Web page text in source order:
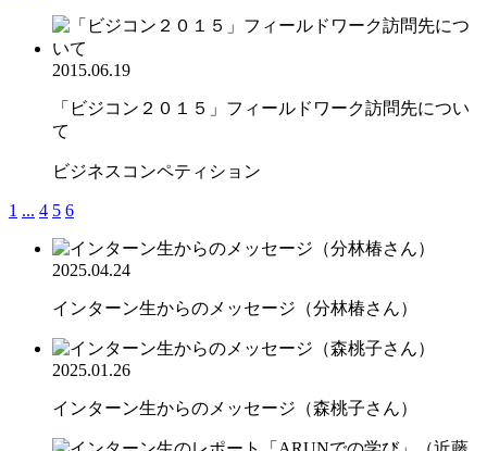
2015.06.19
「ビジコン２０１５」フィールドワーク訪問先につい
て
ビジネスコンペティション
1 ... 4 5 6
2025.04.24
インターン生からのメッセージ（分林椿さん）
2025.01.26
インターン生からのメッセージ（森桃子さん）